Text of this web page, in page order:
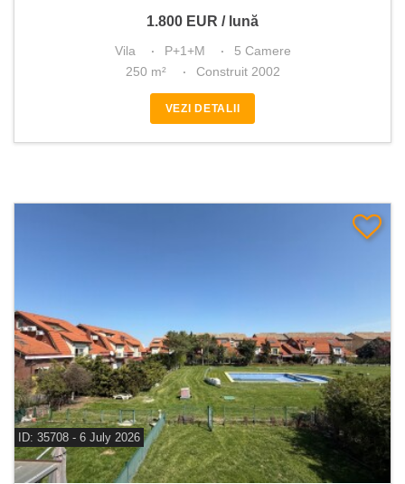
1.800 EUR / lună
Vila P+1+M
5 Camere
250 m²
Construit 2002
VEZI DETALII
ID: 35708 - 6 July 2026
De inchiriat vila 6 camere